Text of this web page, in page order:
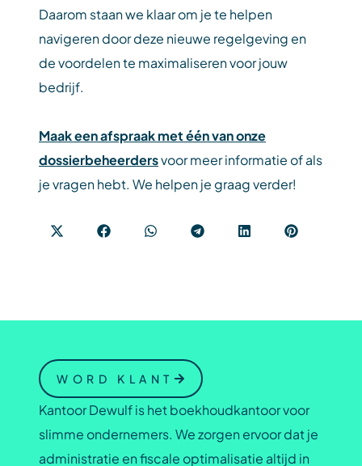
Daarom staan we klaar om je te helpen
navigeren door deze nieuwe regelgeving en
de voordelen te maximaliseren voor jouw
bedrijf.
Maak een afspraak met één van onze
dossierbeheerdersvoor meer informatie of als
je vragen hebt. We helpen je graag verder!
WORD KLANT
Kantoor Dewulf is het boekhoudkantoor voor
slimme ondernemers. We zorgen ervoor dat je
administratie en fiscale optimalisatie altijd in